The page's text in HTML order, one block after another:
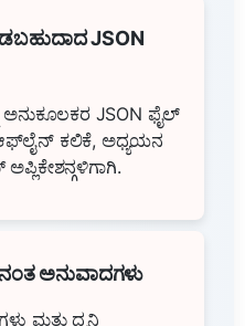
JSON
JSON ಫೈಲ್
ಕಲಿಕೆ, ಅಧ್ಯಯನ
ಅನುವಾದಗಳು
ಮತ್ತು ಧ್ವನಿ